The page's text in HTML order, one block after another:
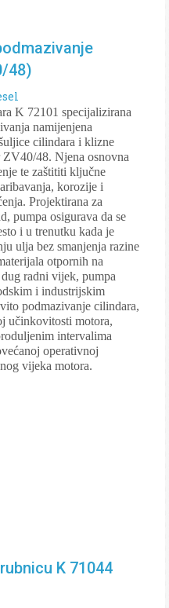
48)
K 72101 specijalizirana
namijenjena
cilindara i klizne
48. Njena osnovna
te zaštititi ključne
korozije i
Projektirana za
pumpa osigurava da se
i u trenutku kada je
ulja bez smanjenja razine
otpornih na
radni vijek, pumpa
i industrijskim
podmazivanje cilindara,
učinkovitosti motora,
intervalima
operativnoj
vijeka motora.
K 71044